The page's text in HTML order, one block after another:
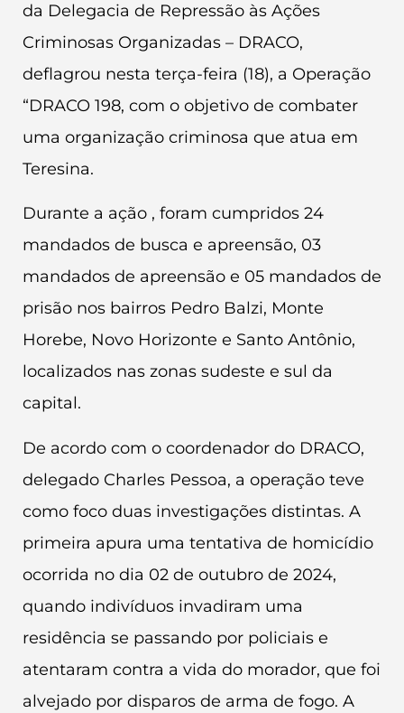
da Delegacia de Repressão às Ações
Criminosas Organizadas – DRACO,
deflagrou nesta terça-feira (18), a Operação
“DRACO 198, com o objetivo de combater
uma organização criminosa que atua em
Teresina.
Durante a ação , foram cumpridos 24
mandados de busca e apreensão, 03
mandados de apreensão e 05 mandados de
prisão nos bairros Pedro Balzi, Monte
Horebe, Novo Horizonte e Santo Antônio,
localizados nas zonas sudeste e sul da
capital.
De acordo com o coordenador do DRACO,
delegado Charles Pessoa, a operação teve
como foco duas investigações distintas. A
primeira apura uma tentativa de homicídio
ocorrida no dia 02 de outubro de 2024,
quando indivíduos invadiram uma
residência se passando por policiais e
atentaram contra a vida do morador, que foi
alvejado por disparos de arma de fogo. A